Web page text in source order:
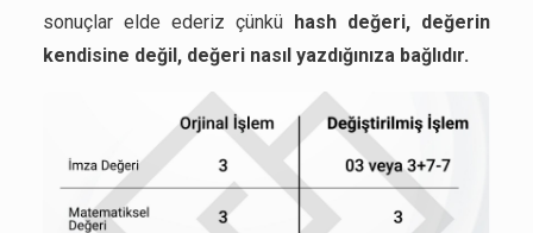
sonuçlar elde ederiz çünkü hash değeri, değerin
kendisine değil, değeri nasıl yazdığınıza bağlıdır.